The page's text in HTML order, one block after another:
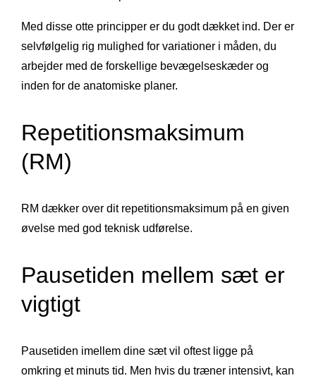
Med disse otte principper er du godt dækket ind. Der er
selvfølgelig rig mulighed for variationer i måden, du
arbejder med de forskellige bevægelseskæder og
inden for de anatomiske planer.
Repetitionsmaksimum
(RM)
RM dækker over dit repetitionsmaksimum på en given
øvelse med god teknisk udførelse.
Pausetiden mellem sæt er
vigtigt
Pausetiden imellem dine sæt vil oftest ligge på
omkring et minuts tid. Men hvis du træner intensivt, kan